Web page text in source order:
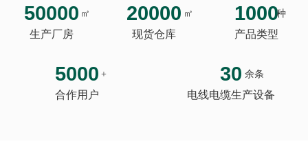
50000 ㎡
生产厂房
20000 ㎡
现货仓库
1000种
产品类型
5000 +
合作用户
30 余条
电线电缆生产设备